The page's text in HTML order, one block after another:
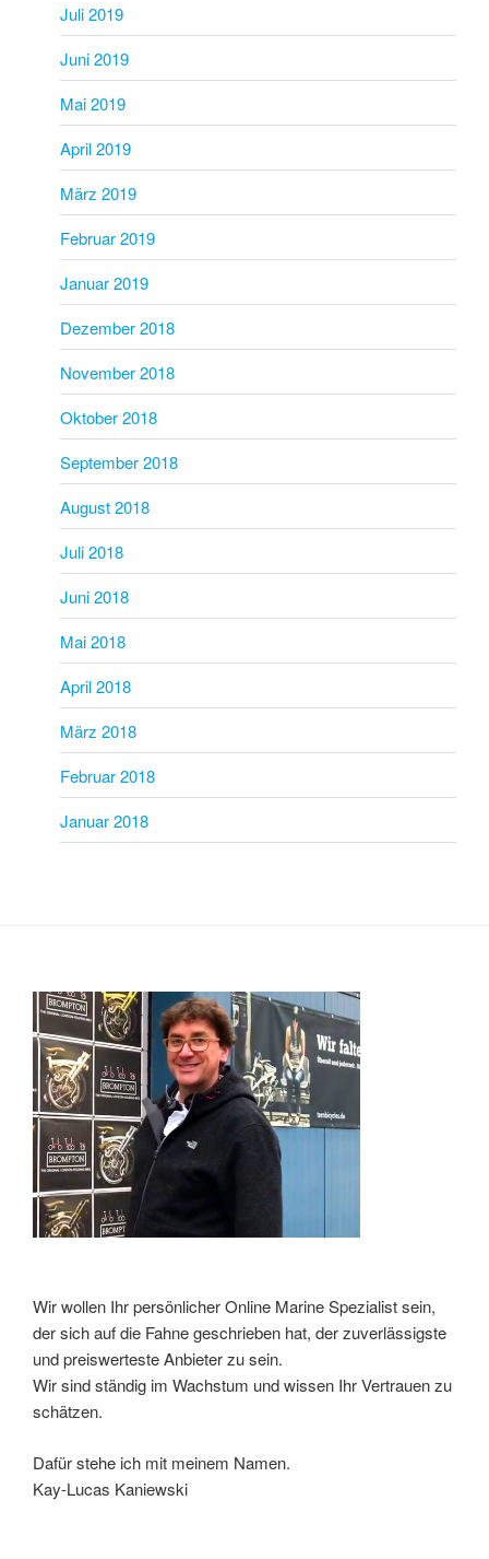
Juli 2019
Juni 2019
Mai 2019
April 2019
März 2019
Februar 2019
Januar 2019
Dezember 2018
November 2018
Oktober 2018
September 2018
August 2018
Juli 2018
Juni 2018
Mai 2018
April 2018
März 2018
Februar 2018
Januar 2018
Wir wollen Ihr persönlicher Online Marine Spezialist sein,
der sich auf die Fahne geschrieben hat, der zuverlässigste
und preiswerteste Anbieter zu sein.
Wir sind ständig im Wachstum und wissen Ihr Vertrauen zu
schätzen.
Dafür stehe ich mit meinem Namen.
Kay-Lucas Kaniewski